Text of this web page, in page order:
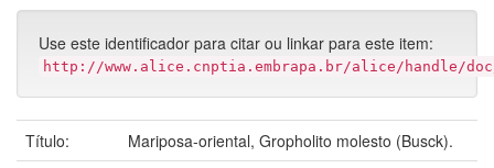
Use este identificador para citar ou linkar para este item:
http://www.alice.cnptia.embrapa.br/alice/handle/doc/
Título:
Mariposa-oriental, Gropholito molesto (Busck).